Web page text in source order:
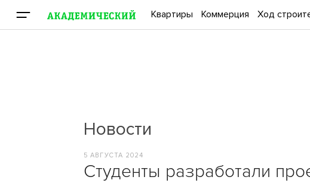
Квартиры Коммерция Ход
Новости
5 АВГУСТА 2024
Студенты разработали